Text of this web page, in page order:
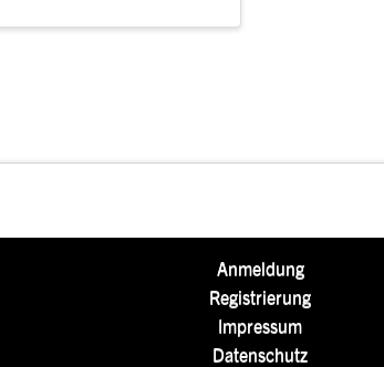
Anmeldung
Registrierung
Impressum
Datenschutz